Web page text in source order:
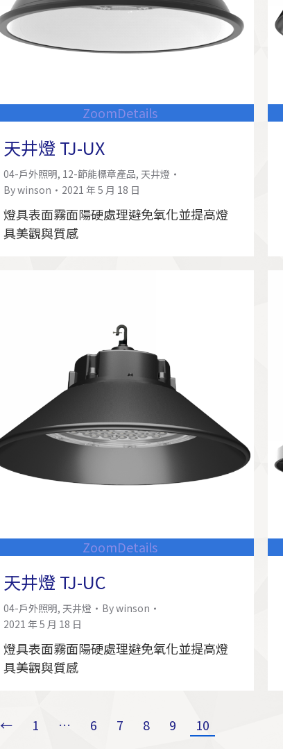
ZoomDetails
天井燈 TJ-UX
04-戶外照明, 12-節能標章產品, 天井燈
Bywinson 2021 年 5 月 18 日
燈具表面霧面陽硬處理避免氧化並提高燈
具美觀與質感
ZoomDetails
天井燈 TJ-UC
04-戶外照明, 天井燈 Bywinson
2021 年 5 月 18 日
燈具表面霧面陽硬處理避免氧化並提高燈
具美觀與質感
←
1 … 6 7 8 9 10